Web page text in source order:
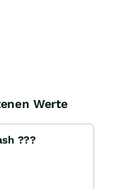
Werte
???